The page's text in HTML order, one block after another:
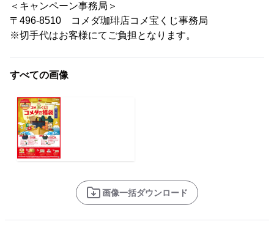
＜キャンペーン事務局＞
〒496-8510 コメダ珈琲店コメ宝くじ事務局
※切手代はお客様にてご負担となります。
すべての画像
画像一括ダウンロード